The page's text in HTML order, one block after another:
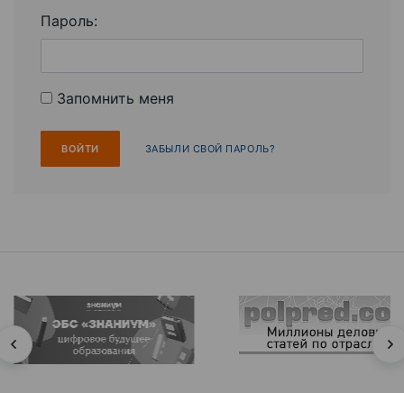
Пароль:
Запомнить меня
ЗАБЫЛИ СВОЙ ПАРОЛЬ?